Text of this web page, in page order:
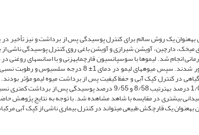
به­عنوان یک روش سالم برای کنترل پوسیدگی پس از برداشت و نیز تأخیر در
میخک، دارچین، آویشن شیرازی و آویشن باغی روی کنترل پوسیدگی ناشی از
باغی در غلظت 2/0 درصد و دارچین 1/0 درصد به­ترتیب 8/58 و 9/55 درصد
بیشتری در مقایسه با شاهد مشاهده شد. با توجه به نتایج پژوهش
یک قارچ­کش طبیعی می­تواند در کنترل بیماری ناشی از کپک آبی